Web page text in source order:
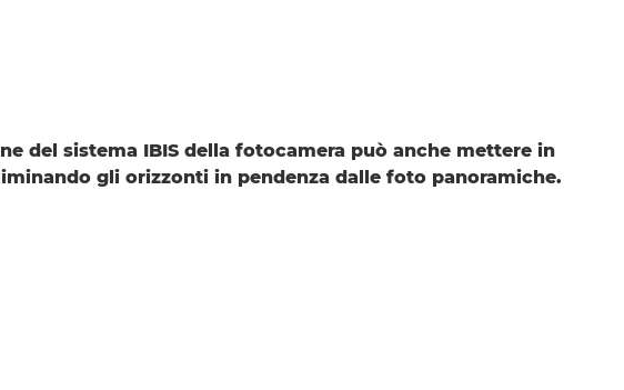
del sistema IBIS della fotocamera può anche mettere in
gli orizzonti in pendenza dalle foto panoramiche.